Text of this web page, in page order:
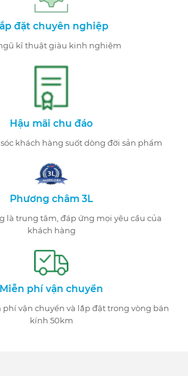
đặt chuyên nghiệp
kĩ thuật giàu kinh nghiệm
Hậu mãi chu đáo
khách hàng suốt dòng đời sản phẩm
Phương châm 3L
là trung tâm, đáp ứng mọi yêu cầu của
khách hàng
Miễn phí vận chuyển
phí vận chuyển và lắp đặt trong vòng bán
kính 50km